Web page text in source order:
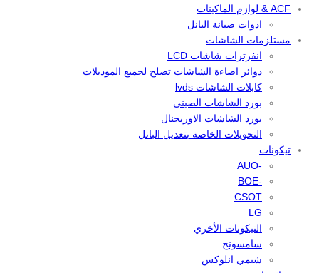
ACF & لوازم الماكينات
ادوات صيانة البانل
مستلزمات الشاشات
انفرترات شاشات LCD
دوائر اضاءة الشاشات تصلح لجميع الموديلات
كابلات الشاشات lvds
بورد الشاشات الصيني
بورد الشاشات الاوريجنال
التحويلات الخاصة بتعديل البانل
تيكونات
-AUO
-BOE
CSOT
LG
التيكونات الأخري
سامسونج
شيمي انلوكس